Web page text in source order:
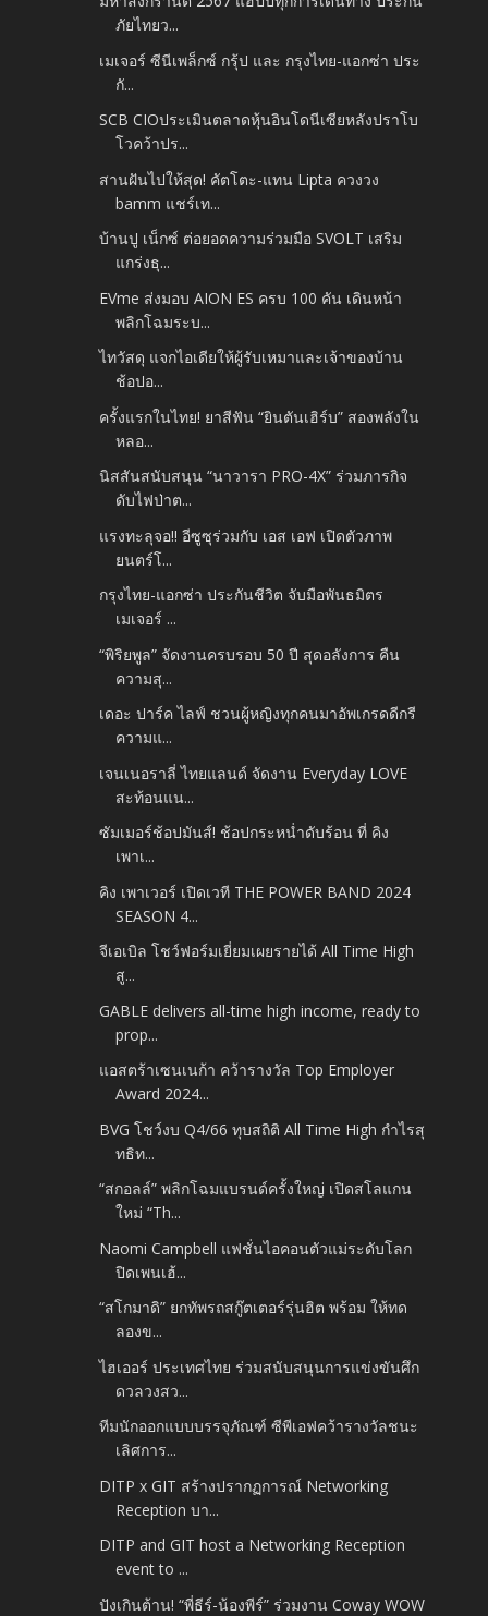
ภัยไทยว...
เมเจอร์ ซีนีเพล็กซ์ กรุ้ป และ กรุงไทย-แอกซ่า ประ
กั...
SCB CIOประเมินตลาดหุ้นอินโดนีเซียหลังปราโบ
โวคว้าปร...
สานฝันไปให้สุด! คัตโตะ-แทน Lipta ควงวง
bamm แชร์เท...
บ้านปู เน็กซ์ ต่อยอดความร่วมมือ SVOLT เสริม
แกร่งธุ...
EVme ส่งมอบ AION ES ครบ 100 คัน เดินหน้า
พลิกโฉมระบ...
ไทวัสดุ แจกไอเดียให้ผู้รับเหมาและเจ้าของบ้าน
ช้อปอ...
ครั้งแรกในไทย! ยาสีฟัน “ยินตันเฮิร์บ” สองพลังใน
หลอ...
นิสสันสนับสนุน “นาวารา PRO-4X” ร่วมภารกิจ
ดับไฟป่าต...
แรงทะลุจอ!! อีซูซุร่วมกับ เอส เอฟ เปิดตัวภาพ
ยนตร์โ...
กรุงไทย-แอกซ่า ประกันชีวิต จับมือพันธมิตร
เมเจอร์ ...
“พิริยพูล” จัดงานครบรอบ 50 ปี สุดอลังการ คืน
ความสุ...
เดอะ ปาร์ค ไลฟ์ ชวนผู้หญิงทุกคนมาอัพเกรดดีกรี
ความแ...
เจนเนอราลี่ ไทยแลนด์ จัดงาน Everyday LOVE
สะท้อนแน...
ซัมเมอร์ช้อปมันส์! ช้อปกระหน่ำดับร้อน ที่ คิง
เพาเ...
คิง เพาเวอร์ เปิดเวที THE POWER BAND 2024
SEASON 4...
จีเอเบิล โชว์ฟอร์มเยี่ยมเผยรายได้ All Time High
สู...
GABLE delivers all-time high income, ready to
prop...
แอสตร้าเซนเนก้า คว้ารางวัล Top Employer
Award 2024...
BVG โชว์งบ Q4/66 ทุบสถิติ All Time High กำไรสุ
ทธิท...
“สกอลล์” พลิกโฉมแบรนด์ครั้งใหญ่ เปิดสโลแกน
ใหม่ “Th...
Naomi Campbell แฟชั่นไอคอนตัวแม่ระดับโลก
ปิดเพนเฮ้...
“สโกมาดิ” ยกทัพรถสกู๊ตเตอร์รุ่นฮิต พร้อม ให้ทด
ลองข...
ไฮเออร์ ประเทศไทย ร่วมสนับสนุนการแข่งขันศึก
ดวลวงสว...
ทีมนักออกแบบบรรจุภัณฑ์ ซีพีเอฟคว้ารางวัลชนะ
เลิศการ...
DITP x GIT สร้างปรากฏการณ์ Networking
Reception บา...
DITP and GIT host a Networking Reception
event to ...
ปังเกินต้าน! “พี่ธีร์-น้องพีร์” ร่วมงาน Coway WOW